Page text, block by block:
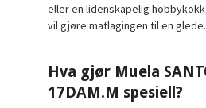
eller en lidenskapelig
vil gjøre matlagingen til en glede.
Hva gjør Muela
17DAM.M spesiell?